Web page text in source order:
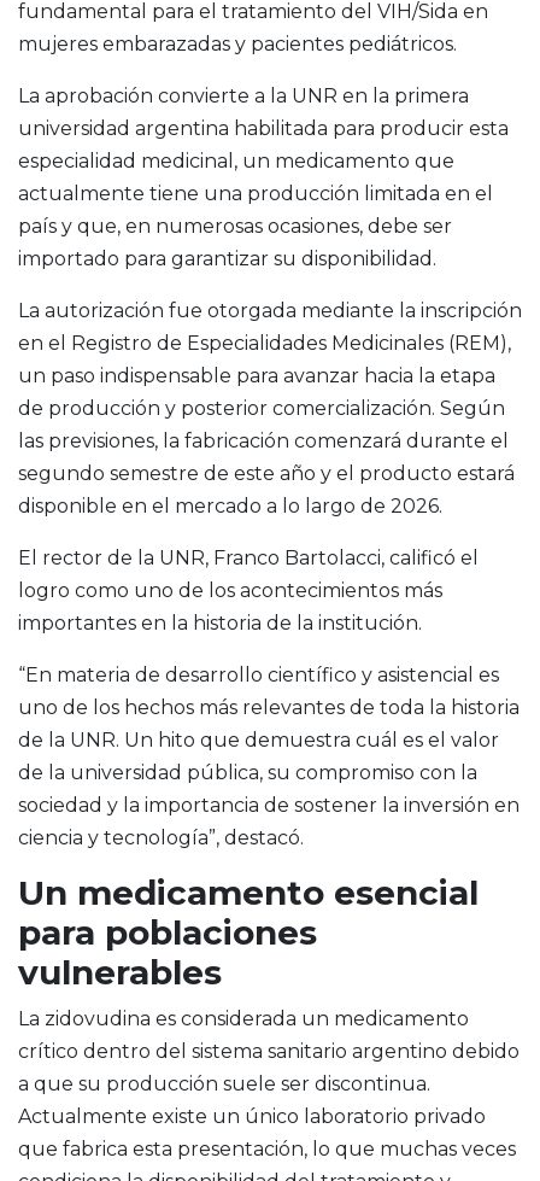
fundamental para el tratamiento del VIH/Sida en
mujeres embarazadas y pacientes pediátricos.
La aprobación convierte a la UNR en la primera
universidad argentina habilitada para producir esta
especialidad medicinal, un medicamento que
actualmente tiene una producción limitada en el
país y que, en numerosas ocasiones, debe ser
importado para garantizar su disponibilidad.
La autorización fue otorgada mediante la inscripción
en el Registro de Especialidades Medicinales (REM),
un paso indispensable para avanzar hacia la etapa
de producción y posterior comercialización. Según
las previsiones, la fabricación comenzará durante el
segundo semestre de este año y el producto estará
disponible en el mercado a lo largo de 2026.
El rector de la UNR, Franco Bartolacci, calificó el
logro como uno de los acontecimientos más
importantes en la historia de la institución.
“En materia de desarrollo científico y asistencial es
uno de los hechos más relevantes de toda la historia
de la UNR. Un hito que demuestra cuál es el valor
de la universidad pública, su compromiso con la
sociedad y la importancia de sostener la inversión en
ciencia y tecnología”, destacó.
Un medicamento esencial
para poblaciones
vulnerables
La zidovudina es considerada un medicamento
crítico dentro del sistema sanitario argentino debido
a que su producción suele ser discontinua.
Actualmente existe un único laboratorio privado
que fabrica esta presentación, lo que muchas veces